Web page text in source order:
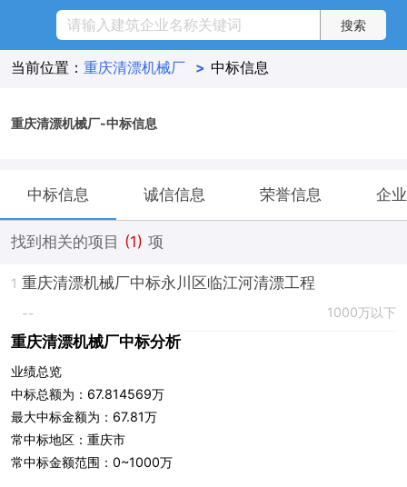
当前位置： 重庆清漂机械厂 > 中标信息
重庆清漂机械厂-中标信息
中标信息 诚信信息 荣誉信息 企
找到相关的项目 (1) 项
1 重庆清漂机械厂中标永川区临江河清漂工程
-- 1000万以下
重庆清漂机械厂中标分析
业绩总览
中标总额为：67.814569万
最大中标金额为：67.81万
常中标地区：重庆市
常中标金额范围：0~1000万